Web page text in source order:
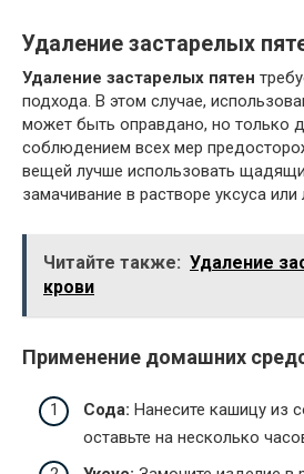
Удаление застарелых
Удаление застарелых пятен
подхода. В этом случае,
может быть оправдано, но только
соблюдением всех мер
вещей лучше использовать
замачивание в растворе уксуса
Читайте также: Удаление
крови
Применение домашних
Сода: Нанесите кашицу из
оставьте на несколько